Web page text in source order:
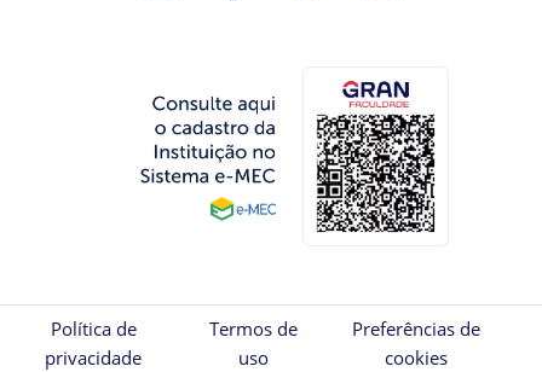
Política de
privacidade
Termos de
uso
Preferências de
cookies